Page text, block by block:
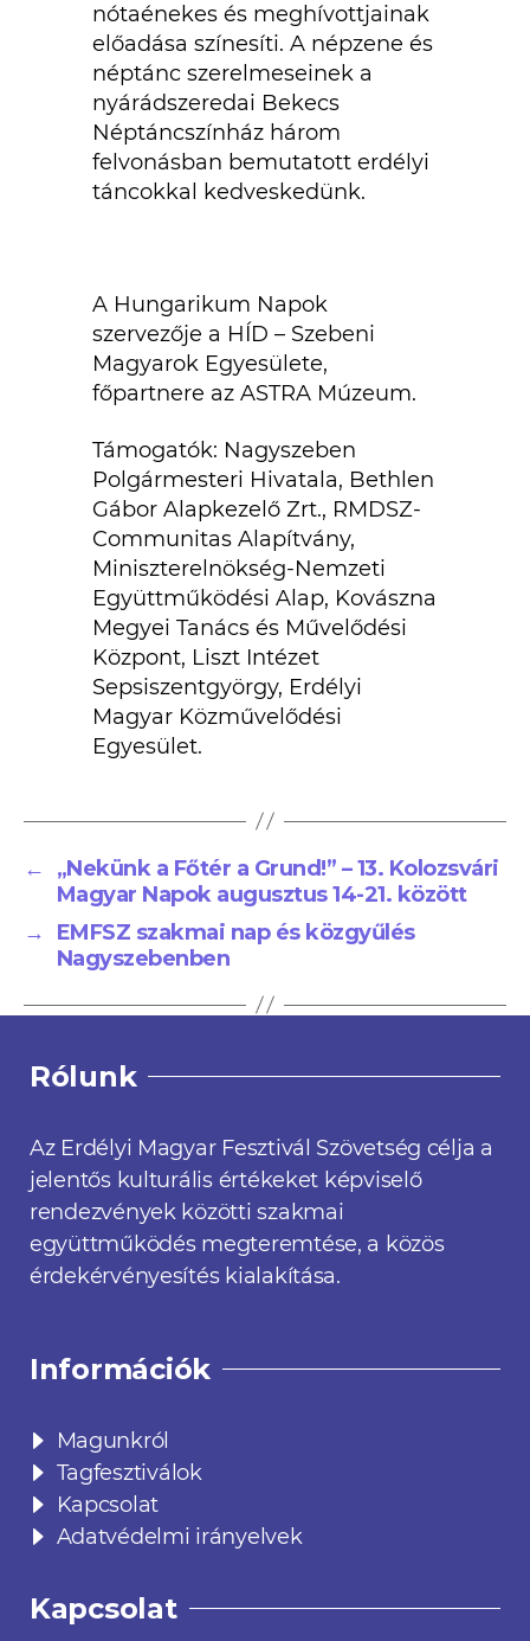
nótaénekes és meghívottjainak
előadása színesíti. A népzene és
néptánc szerelmeseinek a
nyárádszeredai Bekecs
Néptáncszínház három
felvonásban bemutatott erdélyi
táncokkal kedveskedünk.
A Hungarikum Napok
szervezője a HÍD – Szebeni
Magyarok Egyesülete,
főpartnere az ASTRA Múzeum.
Támogatók: Nagyszeben
Polgármesteri Hivatala, Bethlen
Gábor Alapkezelő Zrt., RMDSZ-
Communitas Alapítvány,
Miniszterelnökség-Nemzeti
Együttműködési Alap, Kovászna
Megyei Tanács és Művelődési
Központ, Liszt Intézet
Sepsiszentgyörgy, Erdélyi
Magyar Közművelődési
Egyesület.
←
„Nekünk a Főtér a Grund!” – 13. Kolozsvári
Magyar Napok augusztus 14-21. között
→
EMFSZ szakmai nap és közgyűlés
Nagyszebenben
Rólunk
Az Erdélyi Magyar Fesztivál Szövetség célja a
jelentős kulturális értékeket képviselő
rendezvények közötti szakmai
együttműködés megteremtése, a közös
érdekérvényesítés kialakítása.
Információk
Magunkról
Tagfesztiválok
Kapcsolat
Adatvédelmi irányelvek
Kapcsolat